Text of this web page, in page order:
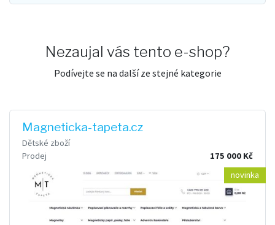
Nezaujal vás tento e-shop?
Podívejte se na další ze stejné kategorie
Magneticka-tapeta.cz
Dětské zboží
Prodej
175 000 Kč
novinka